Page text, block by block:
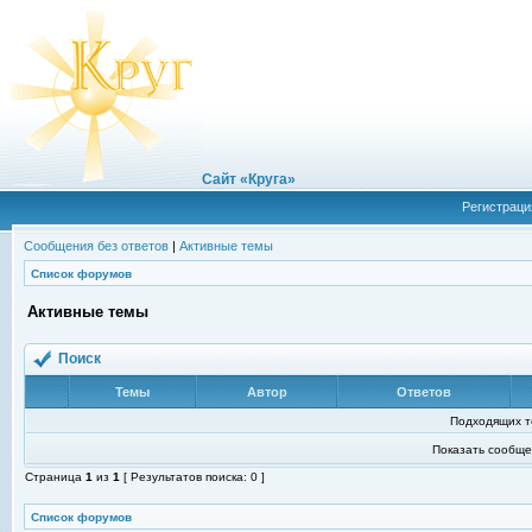
Сайт «Круга»
Сообщения без ответов | Активные темы
Список форумов
Активные темы
Поиск
Темы Автор Ответов
Подходящих
Показать
Страница 1 из 1 [ Результатов поиска: 0 ]
Список форумов